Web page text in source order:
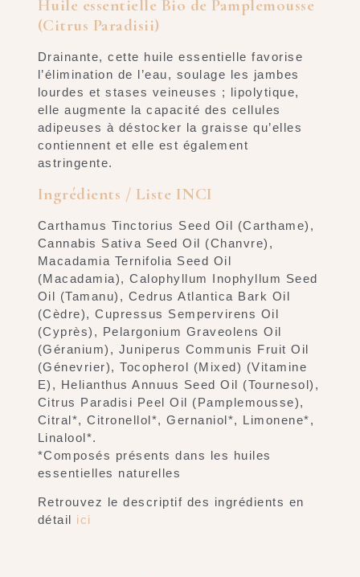
Huile essentielle Bio de Pamplemousse
(Citrus Paradisii)
Drainante, cette huile essentielle favorise
l’élimination de l’eau, soulage les jambes
lourdes et stases veineuses ; lipolytique,
elle augmente la capacité des cellules
adipeuses à déstocker la graisse qu’elles
contiennent et elle est également
astringente.
Ingrédients / Liste INCI
Carthamus Tinctorius Seed Oil (Carthame),
Cannabis Sativa Seed Oil (Chanvre),
Macadamia Ternifolia Seed Oil
(Macadamia), Calophyllum Inophyllum Seed
Oil (Tamanu), Cedrus Atlantica Bark Oil
(Cèdre), Cupressus Sempervirens Oil
(Cyprès), Pelargonium Graveolens Oil
(Géranium), Juniperus Communis Fruit Oil
(Génevrier), Tocopherol (Mixed) (Vitamine
E), Helianthus Annuus Seed Oil (Tournesol),
Citrus Paradisi Peel Oil (Pamplemousse),
Citral*, Citronellol*, Gernaniol*, Limonene*,
Linalool*.
*Composés présents dans les huiles
essentielles naturelles
Retrouvez le descriptif des ingrédients en
détail ici